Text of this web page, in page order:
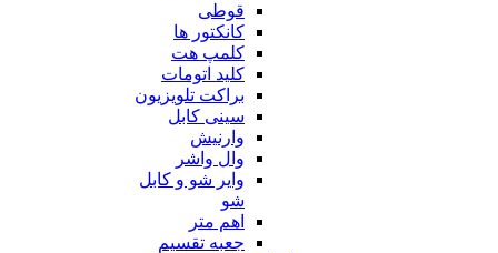
قوطی
کانکتور ها
کلمپ هت
کلید اتومات
براکت تلویزیون
سینی کابل
وارنیش
وال واشر
وایر شو و کابل
شو
اهم متر
جعبه تقسیم